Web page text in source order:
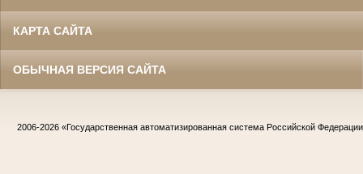
КАРТА САЙТА
ОБЫЧНАЯ ВЕРСИЯ САЙТА
2006-2026 «Государственная автоматизированная система Российской